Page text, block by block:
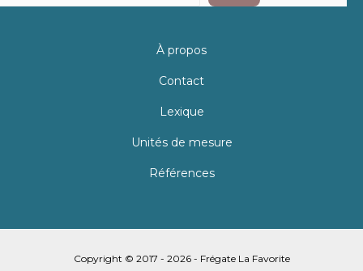
À propos
Contact
Lexique
Unités de mesure
Références
Copyright © 2017 - 2026 - Frégate La Favorite